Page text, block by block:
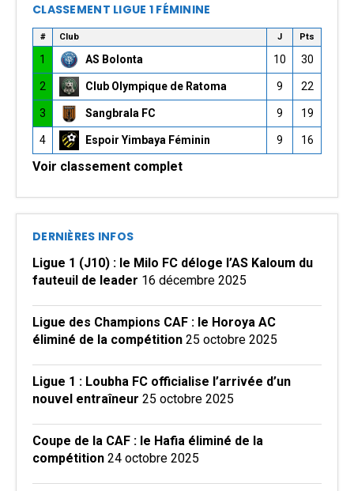
CLASSEMENT LIGUE 1 FÉMININE
# Club J Pts
1 AS Bolonta 10 30
2 Club Olympique de Ratoma 9 22
3 Sangbrala FC 9 19
4 Espoir Yimbaya Féminin 9 16
Voir classement complet
DERNIÈRES INFOS
Ligue 1 (J10) : le Milo FC déloge l’AS Kaloum du
fauteuil de leader 16 décembre 2025
Ligue des Champions CAF : le Horoya AC
éliminé de la compétition 25 octobre 2025
Ligue 1 : Loubha FC officialise l’arrivée d’un
nouvel entraîneur 25 octobre 2025
Coupe de la CAF : le Hafia éliminé de la
compétition 24 octobre 2025